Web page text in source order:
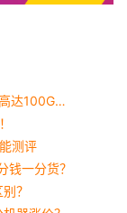
腾讯云第六代云服务器S6/M6/C6/SA3实例高达100G网络带宽端口
测评
钱一分货？
？